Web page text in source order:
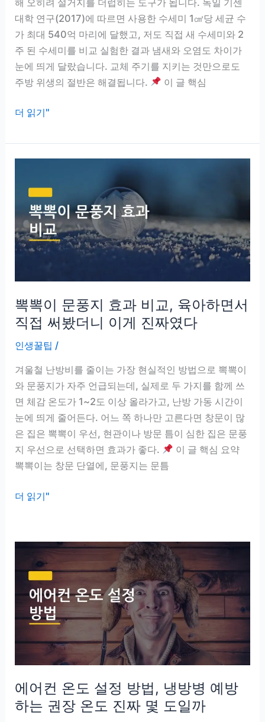
이
청
소
30
분
다
과
있
대학 연구(2017)에 따르면 사용한 수세미 1㎤당 세균 수
가 최대 540억 마리에 달했고, 저도 직접 새 수세미와 2
주 된 수세미를 비교 실험한 결과 냄새와 오염도 차이가
눈에 띄게 달랐습니다. 교체 주기를 지키는 것만으로도
주방 위생의 절반은 해결됩니다.
이 글 핵심
주
수
세
주
기,
험
해
니
2
주
가
한
계
였
다
더 읽기"
뽁뽁이 문풍지 효과 비교, 육아하면서
직접 써봤더니 이게 진짜였다
인생꿀팁 /
겨울철 난방비를 줄이는 가장 현실적인 방법으로 뽁뽁이
와 문풍지가 자주 언급되는데, 실제로 두 가지를 함께 쓰
면 체감 온도가 1~2도 이상 올라가고, 난방 가동 시간이
눈에 띄게 줄어든다. 어느 쪽 하나만 고른다면 창문이 많
은 집은 뽁뽁이 우선, 현관이나 방문 틈이 심한 집은 문풍
지 우선으로 선택하면 효과가 좋다.
이 글 핵심 요약
뽁뽁이는 창문 단열에, 문풍지는 문틈
뽁
문
비
교,
하
면
더 읽기"
에어컨 온도 설정 방법, 냉방병 예방
하는 권장 온도 진짜 몇 도일까